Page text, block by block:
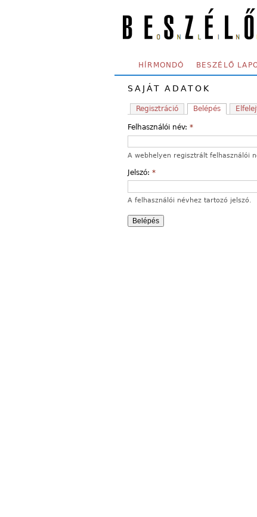
SECONDARY MENU
HÍRMONDÓ BESZÉLŐ
SAJÁT ADATOK
Regisztráció Belépés
Felhasználói név: *
A webhelyen regisztrált felhasználói
Jelszó: *
A felhasználói névhez tartozó jelszó.